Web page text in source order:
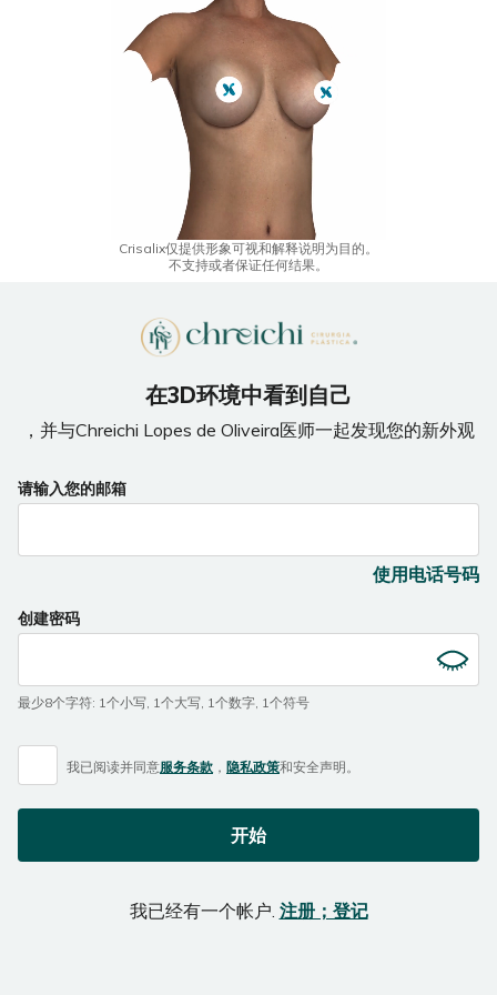
Crisalix仅提供形象可视和解释说明为目的。
不支持或者保证任何结果。
在3D环境中看到自己
，并与Chreichi Lopes de Oliveira医师一起发现您的新外观
If
a
ignore
this
请输入您的邮箱
使用电话号码
创建密码
最少8个字符: 1个小写, 1个大写, 1个数字, 1个符号
我已阅读并同意服务条款 ， 隐私政策和安全声明。
开始
我已经有一个帐户. 注册；登记